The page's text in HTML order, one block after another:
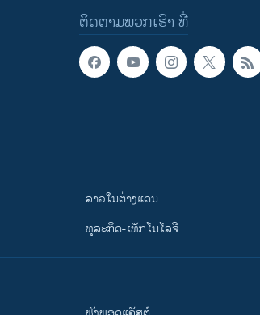
ຕິດຕາມພວກເຮົາ ທີ່
ລາວໃນຕ່າງແດນ
ທຸລະກິດ-ເທັກໂນໂລຈີ